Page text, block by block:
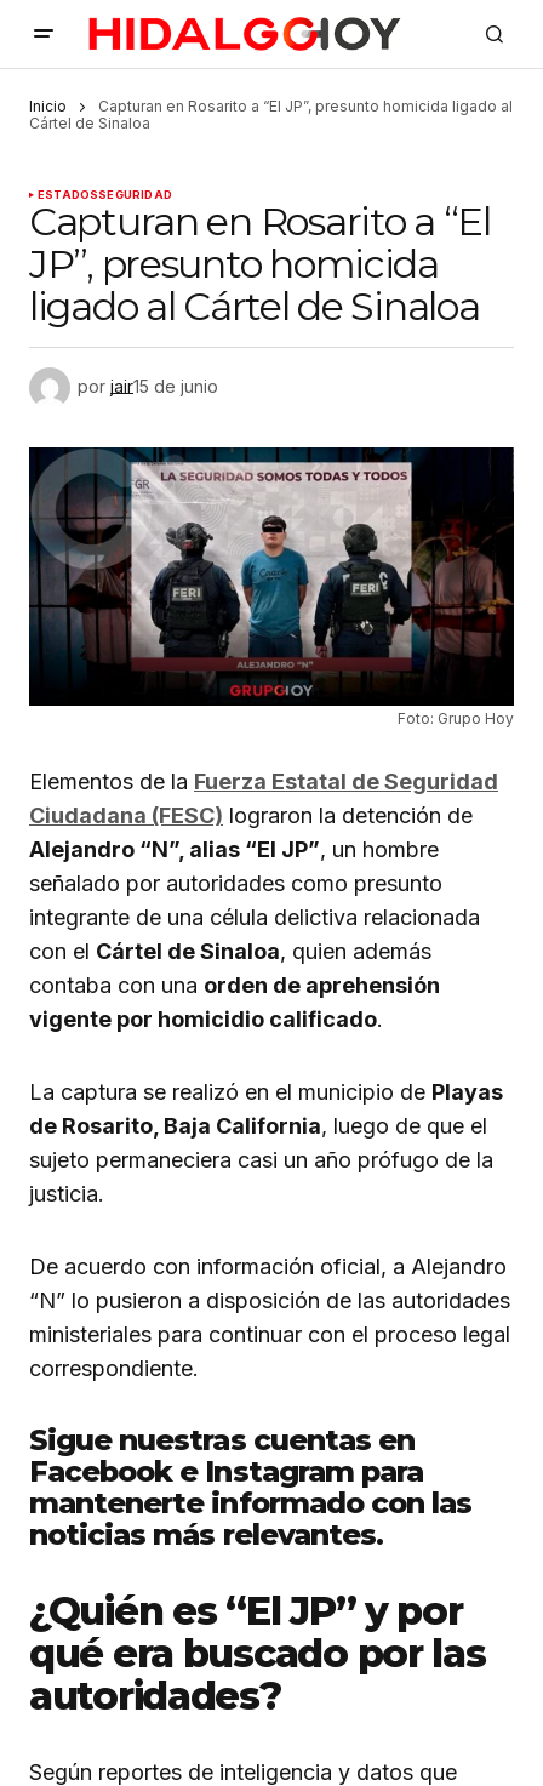
Inicio
Capturan en Rosarito a “El JP”, presunto homicida ligado al
Cártel de Sinaloa
ESTADOSSEGURIDAD
Capturan en Rosarito a “El
JP”, presunto homicida
ligado al Cártel de Sinaloa
por jair15 de junio
Foto: Grupo Hoy
Elementos de la Fuerza Estatal de Seguridad
Ciudadana (FESC) lograron la detención de
Alejandro “N”, alias “El JP”, un hombre
señalado por autoridades como presunto
integrante de una célula delictiva relacionada
con el Cártel de Sinaloa, quien además
contaba con una orden de aprehensión
vigente por homicidio calificado.
La captura se realizó en el municipio de Playas
de Rosarito, Baja California, luego de que el
sujeto permaneciera casi un año prófugo de la
justicia.
De acuerdo con información oficial, a Alejandro
“N” lo pusieron a disposición de las autoridades
ministeriales para continuar con el proceso legal
correspondiente.
Sigue nuestras cuentas en
Facebook e Instagram para
mantenerte informado con las
noticias más relevantes.
¿Quién es “El JP” y por
qué era buscado por las
autoridades?
Según reportes de inteligencia y datos que